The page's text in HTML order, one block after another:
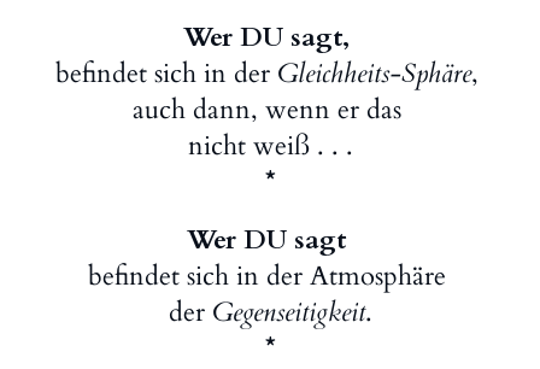
Wer DU sagt,
befindet sich in der Gleichheits-Sphäre,
auch dann, wenn er das
nicht weiß . . .
*
Wer DU sagt
befindet sich in der Atmosphäre
der Gegenseitigkeit.
*